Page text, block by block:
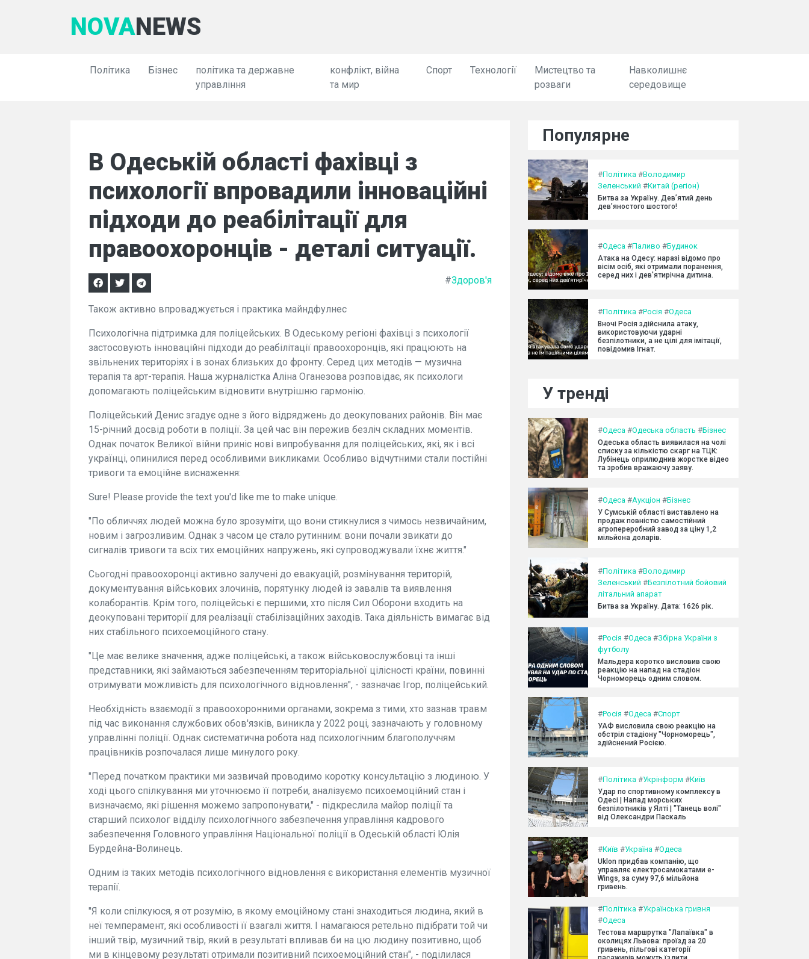
NOVANEWS
Політика Бізнес
політика та державне
управління
конфлікт, війна
та мир
Спорт Технології
Мистецтво та
розваги
Навколишнє
середовище
В Одеській області фахівці з
психології впровадили інноваційні
підходи до реабілітації для
правоохоронців - деталі ситуації.
#Здоров'я
Також активно впроваджується і практика майндфулнес
Психологічна підтримка для поліцейських. В Одеському регіоні фахівці з психології
застосовують інноваційні підходи до реабілітації правоохоронців, які працюють на
звільнених територіях і в зонах близьких до фронту. Серед цих методів — музична
терапія та арт-терапія. Наша журналістка Аліна Оганезова розповідає, як психологи
допомагають поліцейським відновити внутрішню гармонію.
Поліцейський Денис згадує одне з його відряджень до деокупованих районів. Він має
15-річний досвід роботи в поліції. За цей час він пережив безліч складних моментів.
Однак початок Великої війни приніс нові випробування для поліцейських, які, як і всі
українці, опинилися перед особливими викликами. Особливо відчутними стали постійні
тривоги та емоційне виснаження:
Sure! Please provide the text you'd like me to make unique.
"По обличчях людей можна було зрозуміти, що вони стикнулися з чимось незвичайним,
новим і загрозливим. Однак з часом це стало рутинним: вони почали звикати до
сигналів тривоги та всіх тих емоційних напружень, які супроводжували їхнє життя."
Сьогодні правоохоронці активно залучені до евакуацій, розмінування територій,
документування військових злочинів, порятунку людей із завалів та виявлення
колаборантів. Крім того, поліцейські є першими, хто після Сил Оборони входить на
деокуповані території для реалізації стабілізаційних заходів. Така діяльність вимагає від
них стабільного психоемоційного стану.
"Це має велике значення, адже поліцейські, а також військовослужбовці та інші
представники, які займаються забезпеченням територіальної цілісності країни, повинні
отримувати можливість для психологічного відновлення", - зазначає Ігор, поліцейський.
Необхідність взаємодії з правоохоронними органами, зокрема з тими, хто зазнав травм
під час виконання службових обов'язків, виникла у 2022 році, зазначають у головному
управлінні поліції. Однак систематична робота над психологічним благополуччям
працівників розпочалася лише минулого року.
"Перед початком практики ми зазвичай проводимо коротку консультацію з людиною. У
ході цього спілкування ми уточнюємо її потреби, аналізуємо психоемоційний стан і
визначаємо, які рішення можемо запропонувати," - підкреслила майор поліції та
старший психолог відділу психологічного забезпечення управління кадрового
забезпечення Головного управління Національної поліції в Одеській області Юлія
Бурдейна-Волинець.
Одним із таких методів психологічного відновлення є використання елементів музичної
терапії.
"Я коли спілкуюся, я от розумію, в якому емоційному стані знаходиться людина, який в
неї темперамент, які особливості її взагалі життя. І намагаюся ретельно підібрати той чи
інший твір, музичний твір, який в результаті впливав би на цю людину позитивно, щоб
ми в кінцевому результаті отримали позитивний психоемоційний стан", - поділилася
Популярне
#Політика #Володимир
Зеленський #Китай (регіон)
Битва за Україну. Дев’ятий день
дев’яностого шостого!
#Одеса #Паливо #Будинок
Атака на Одесу: наразі відомо про
вісім осіб, які отримали поранення,
серед них і дев'ятирічна дитина.
#Політика #Росія #Одеса
Вночі Росія здійснила атаку,
використовуючи ударні
безпілотники, а не цілі для імітації,
повідомив Ігнат.
У тренді
#Одеса #Одеська область #Бізнес
Одеська область виявилася на чолі
списку за кількістю скарг на ТЦК:
Лубінець оприлюднив жорстке відео
та зробив вражаючу заяву.
#Одеса #Аукціон #Бізнес
У Сумській області виставлено на
продаж повністю самостійний
агропереробний завод за ціну 1,2
мільйона доларів.
#Політика #Володимир
Зеленський #Безпілотний бойовий
літальний апарат
Битва за Україну. Дата: 1626 рік.
#Росія #Одеса #Збірна України з
футболу
Мальдера коротко висловив свою
реакцію на напад на стадіон
Чорноморець одним словом.
#Росія #Одеса #Спорт
УАФ висловила свою реакцію на
обстріл стадіону "Чорноморець",
здійснений Росією.
#Політика #Укрінформ #Київ
Удар по спортивному комплексу в
Одесі | Напад морських
безпілотників у Ялті | "Танець волі"
від Олександри Паскаль
#Київ #Україна #Одеса
Uklon придбав компанію, що
управляє електросамокатами e-
Wings, за суму 97,6 мільйона
гривень.
#Політика #Українська гривня
#Одеса
Тестова маршрутка "Лапаївка" в
околицях Львова: проїзд за 20
гривень, пільгові категорії